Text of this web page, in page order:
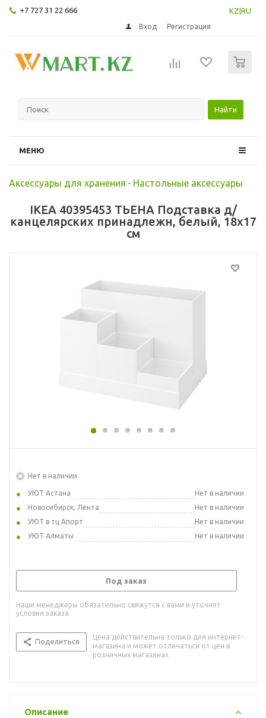
+7 727 31 22 666 KZ RU
Вход Регистрация
Найти
МЕНЮ
Аксессуары для хранения - Настольные аксессуары
IKEA 40395453 ТЬЕНА Подставка д/
канцелярских принадлежн, белый, 18x17
см
Нет в наличии
УЮТ Астана
Нет в наличии
Новосибирск, Лента
Нет в наличии
УЮТ в тц Апорт
Нет в наличии
УЮТ Алматы
Нет в наличии
Под заказ
Наши менеджеры обязательно свяжутся с вами и уточнят
условия заказа
Поделиться
Цена действительна только для интернет-
магазина и может отличаться от цен в
розничных магазинах
Описание